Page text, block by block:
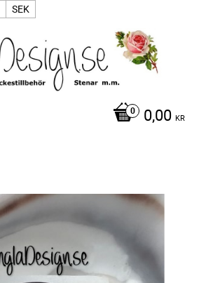
SEK
0,00 KR